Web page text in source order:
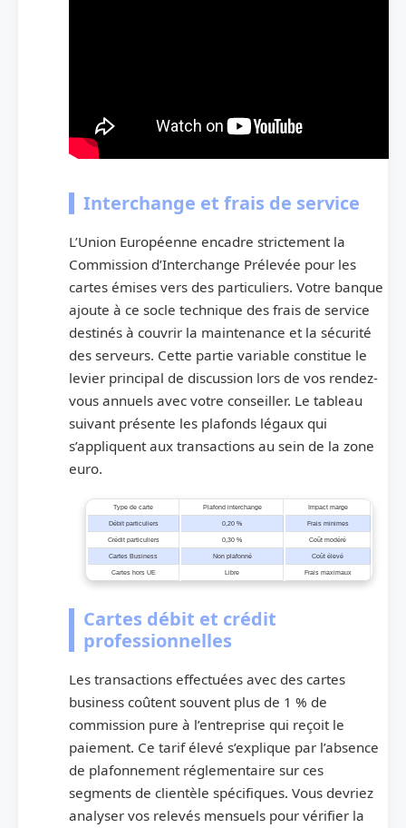
Interchange et frais de service
L’Union Européenne encadre strictement la
Commission d’Interchange Prélevée pour les
cartes émises vers des particuliers. Votre banque
ajoute à ce socle technique des frais de service
destinés à couvrir la maintenance et la sécurité
des serveurs. Cette partie variable constitue le
levier principal de discussion lors de vos rendez-
vous annuels avec votre conseiller. Le tableau
suivant présente les plafonds légaux qui
s’appliquent aux transactions au sein de la zone
euro.
Type de carte Plafond interchange Impact marge
Débit particuliers 0,20 % Frais minimes
Crédit particuliers 0,30 % Coût modéré
Cartes Business Non plafonné Coût élevé
Cartes hors UE Libre Frais maximaux
Cartes débit et crédit
professionnelles
Les transactions effectuées avec des cartes
business coûtent souvent plus de 1 % de
commission pure à l’entreprise qui reçoit le
paiement. Ce tarif élevé s’explique par l’absence
de plafonnement réglementaire sur ces
segments de clientèle spécifiques. Vous devriez
analyser vos relevés mensuels pour vérifier la